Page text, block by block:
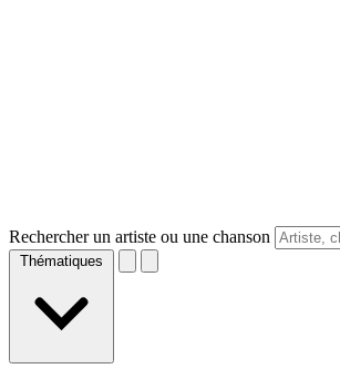
Rechercher un artiste ou une chanson
Thématiques